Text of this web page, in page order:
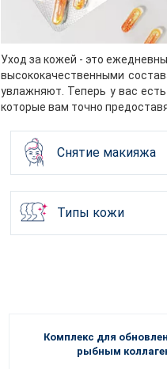
Уход за кожей - это
высококачественными
увлажняют. Теперь у вас
которые вам точно
Снятие макияжа
Типы кожи
Комплекс для
рыбным